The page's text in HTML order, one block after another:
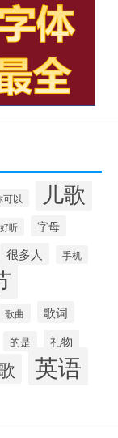
可以 儿歌
好听
字母
很多人 手机
歌曲 歌词
的是 礼物
英语